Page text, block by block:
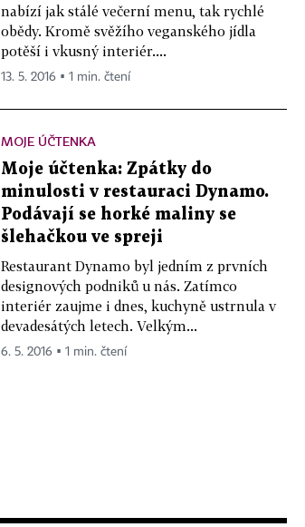
nabízí jak stálé večerní menu, tak rychlé
obědy. Kromě svěžího veganského jídla
potěší i vkusný interiér....
13. 5. 2016 ▪ 1 min. čtení
MOJE ÚČTENKA
Moje účtenka: Zpátky do
minulosti v restauraci Dynamo.
Podávají se horké maliny se
šlehačkou ve spreji
Restaurant Dynamo byl jedním z prvních
designových podniků u nás. Zatímco
interiér zaujme i dnes, kuchyně ustrnula v
devadesátých letech. Velkým...
6. 5. 2016 ▪ 1 min. čtení